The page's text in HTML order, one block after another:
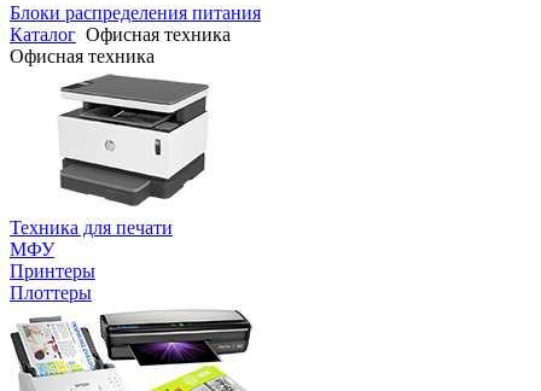
Блоки распределения питания
Каталог Офисная техника
Офисная техника
Техника для печати
МФУ
Принтеры
Плоттеры